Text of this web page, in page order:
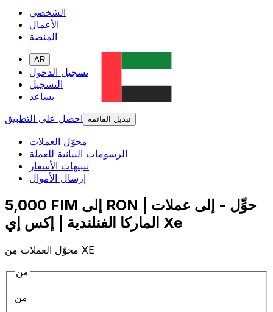
الشخصي
الأعمال
المنصة
AR
تسجيل الدخول
التسجيل
يساعد
احصل على التطبيق
تبديل القائمة
محوّل العملات
الرسومات البيانية للعملة
تنبيهات الأسعار
إرسال الأموال
5,000 FIM إلى RON | حوِّل - إلى عملات
الماركا الفنلندية | إكس إي Xe
محوّل العملات مِن XE
من
من